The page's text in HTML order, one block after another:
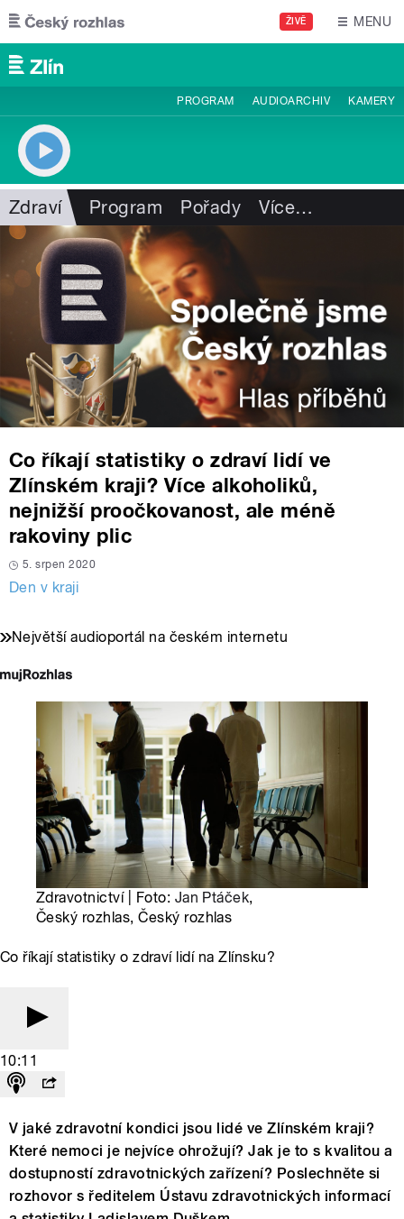
Přejít k hlavnímu obsahu
ŽIVĚ MENU
PROGRAM AUDIOARCHIV KAMERY
Zdraví Program Pořady Více…
Co říkají statistiky o zdraví lidí ve
Zlínském kraji? Více alkoholiků,
nejnižší proočkovanost, ale méně
rakoviny plic
5. srpen 2020
Den v kraji
Největší audioportál na českém internetu
Zdravotnictví | Foto: Jan Ptáček,
Český rozhlas, Český rozhlas
Co říkají statistiky o zdraví lidí na Zlínsku?
10:11
V jaké zdravotní kondici jsou lidé ve Zlínském kraji?
Které nemoci je nejvíce ohrožují? Jak je to s kvalitou a
dostupností zdravotnických zařízení? Poslechněte si
rozhovor s ředitelem Ústavu zdravotnických informací